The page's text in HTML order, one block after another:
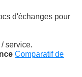
d'échanges pour
service.
Comparatif de